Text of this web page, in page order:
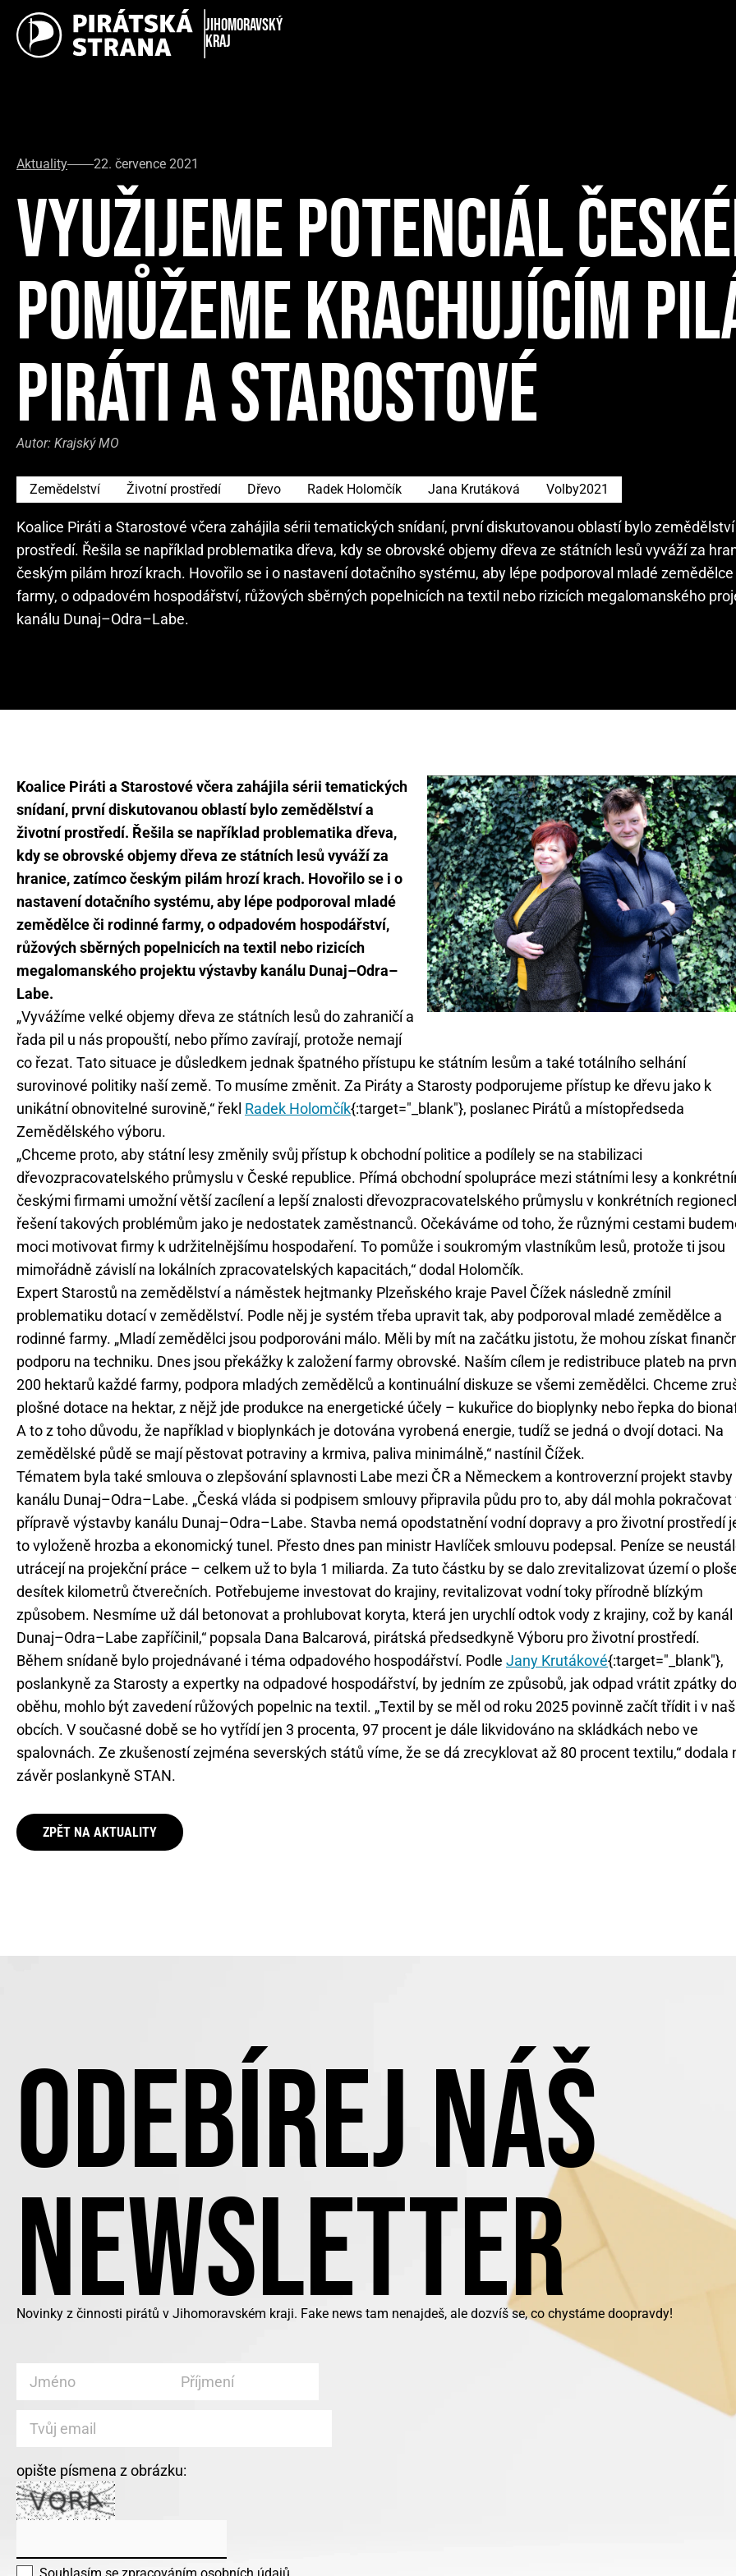
Jihomoravský
kraj
Aktuality 22. července 2021
VYUŽIJEME POTENCIÁL
POMŮŽEME KRACHUJÍCÍM
PIRÁTI A STAROSTOVÉ
Autor: Krajský MO
Zemědelství Životní prostředí Dřevo Radek Holomčík Jana Krutáková Volby2021
Koalice Piráti a Starostové včera zahájila sérii tematických snídaní, první diskutovanou oblastí bylo
prostředí. Řešila se například problematika dřeva, kdy se obrovské objemy dřeva ze státních lesů vyváží za
českým pilám hrozí krach. Hovořilo se i o nastavení dotačního systému, aby lépe podporoval mladé
farmy, o odpadovém hospodářství, růžových sběrných popelnicích na textil nebo rizicích megalomanského
kanálu Dunaj–Odra–Labe.
Koalice Piráti a Starostové včera zahájila sérii tematických
snídaní, první diskutovanou oblastí bylo zemědělství a
životní prostředí. Řešila se například problematika dřeva,
kdy se obrovské objemy dřeva ze státních lesů vyváží za
hranice, zatímco českým pilám hrozí krach. Hovořilo se i o
nastavení dotačního systému, aby lépe podporoval mladé
zemědělce či rodinné farmy, o odpadovém hospodářství,
růžových sběrných popelnicích na textil nebo rizicích
megalomanského projektu výstavby kanálu Dunaj–Odra–
Labe.
„Vyvážíme velké objemy dřeva ze státních lesů do zahraničí a
řada pil u nás propouští, nebo přímo zavírají, protože nemají
co řezat. Tato situace je důsledkem jednak špatného přístupu ke státním lesům a také totálního selhání
surovinové politiky naší země. To musíme změnit. Za Piráty a Starosty podporujeme přístup ke dřevu jako k
unikátní obnovitelné surovině,“ řekl Radek Holomčík{:target="_blank"}, poslanec Pirátů a místopředseda
Zemědělského výboru.
„Chceme proto, aby státní lesy změnily svůj přístup k obchodní politice a podílely se na stabilizaci
dřevozpracovatelského průmyslu v České republice. Přímá obchodní spolupráce mezi státními lesy a
českými firmami umožní větší zacílení a lepší znalosti dřevozpracovatelského průmyslu v konkrétních
řešení takových problémům jako je nedostatek zaměstnanců. Očekáváme od toho, že různými cestami
moci motivovat firmy k udržitelnějšímu hospodaření. To pomůže i soukromým vlastníkům lesů, protože ti jsou
mimořádně závislí na lokálních zpracovatelských kapacitách,“ dodal Holomčík.
Expert Starostů na zemědělství a náměstek hejtmanky Plzeňského kraje Pavel Čížek následně zmínil
problematiku dotací v zemědělství. Podle něj je systém třeba upravit tak, aby podporoval mladé zemědělce a
rodinné farmy. „Mladí zemědělci jsou podporováni málo. Měli by mít na začátku jistotu, že mohou získat
podporu na techniku. Dnes jsou překážky k založení farmy obrovské. Naším cílem je redistribuce plateb na
200 hektarů každé farmy, podpora mladých zemědělců a kontinuální diskuze se všemi zemědělci. Chceme
plošné dotace na hektar, z nějž jde produkce na energetické účely – kukuřice do bioplynky nebo řepka do
A to z toho důvodu, že například v bioplynkách je dotována vyrobená energie, tudíž se jedná o dvojí dotaci. Na
zemědělské půdě se mají pěstovat potraviny a krmiva, paliva minimálně,“ nastínil Čížek.
Tématem byla také smlouva o zlepšování splavnosti Labe mezi ČR a Německem a kontroverzní projekt stavby
kanálu Dunaj–Odra–Labe. „Česká vláda si podpisem smlouvy připravila půdu pro to, aby dál mohla pokračovat
přípravě výstavby kanálu Dunaj–Odra–Labe. Stavba nemá opodstatnění vodní dopravy a pro životní prostředí
to vyloženě hrozba a ekonomický tunel. Přesto dnes pan ministr Havlíček smlouvu podepsal. Peníze se
utrácejí na projekční práce – celkem už to byla 1 miliarda. Za tuto částku by se dalo zrevitalizovat území o
desítek kilometrů čtverečních. Potřebujeme investovat do krajiny, revitalizovat vodní toky přírodně blízkým
způsobem. Nesmíme už dál betonovat a prohlubovat koryta, která jen urychlí odtok vody z krajiny, což by kanál
Dunaj–Odra–Labe zapříčinil,“ popsala Dana Balcarová, pirátská předsedkyně Výboru pro životní prostředí.
Během snídaně bylo projednávané i téma odpadového hospodářství. Podle Jany Krutákové{:target="_blank"},
poslankyně za Starosty a expertky na odpadové hospodářství, by jedním ze způsobů, jak odpad vrátit zpátky do
oběhu, mohlo být zavedení růžových popelnic na textil. „Textil by se měl od roku 2025 povinně začít třídit i v
obcích. V současné době se ho vytřídí jen 3 procenta, 97 procent je dále likvidováno na skládkách nebo ve
spalovnách. Ze zkušeností zejména severských států víme, že se dá zrecyklovat až 80 procent textilu,“ dodala
závěr poslankyně STAN.
ZPĚT NA AKTUALITY
ODEBÍREJ NÁŠ
NEWSLETTER
Novinky z činnosti pirátů v Jihomoravském kraji. Fake news tam nenajdeš, ale dozvíš se, co chystáme doopravdy!
opište písmena z obrázku: